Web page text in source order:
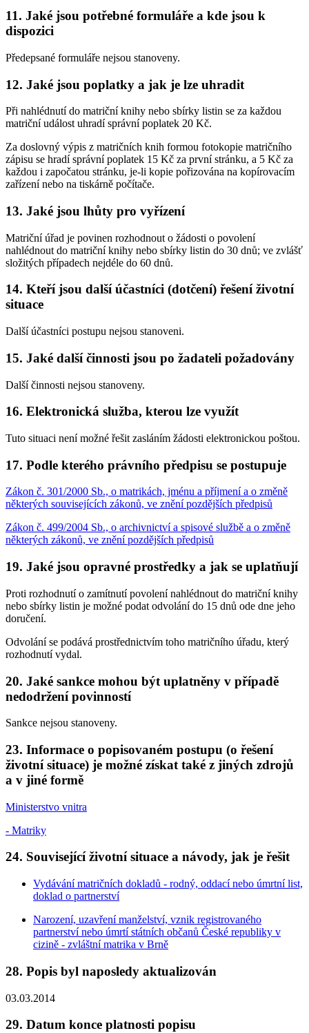
11. Jaké jsou potřebné formuláře a kde jsou k
dispozici
Předepsané formuláře nejsou stanoveny.
12. Jaké jsou poplatky a jak je lze uhradit
Při nahlédnutí do matriční knihy nebo sbírky listin se za každou
matriční událost uhradí správní poplatek 20 Kč.
Za doslovný výpis z matričních knih formou fotokopie matričního
zápisu se hradí správní poplatek 15 Kč za první stránku, a 5 Kč za
každou i započatou stránku, je-li kopie pořizována na kopírovacím
zařízení nebo na tiskárně počítače.
13. Jaké jsou lhůty pro vyřízení
Matriční úřad je povinen rozhodnout o žádosti o povolení
nahlédnout do matriční knihy nebo sbírky listin do 30 dnů; ve zvlášť
složitých případech nejdéle do 60 dnů.
14. Kteří jsou další účastníci (dotčení) řešení životní
situace
Další účastníci postupu nejsou stanoveni.
15. Jaké další činnosti jsou po žadateli požadovány
Další činnosti nejsou stanoveny.
16. Elektronická služba, kterou lze využít
Tuto situaci není možné řešit zasláním žádosti elektronickou poštou.
17. Podle kterého právního předpisu se postupuje
Zákon č. 301/2000 Sb., o matrikách, jménu a příjmení a o změně
některých souvisejících zákonů, ve znění pozdějších předpisů
Zákon č. 499/2004 Sb., o archivnictví a spisové službě a o změně
některých zákonů, ve znění pozdějších předpisů
19. Jaké jsou opravné prostředky a jak se uplatňují
Proti rozhodnutí o zamítnutí povolení nahlédnout do matriční knihy
nebo sbírky listin je možné podat odvolání do 15 dnů ode dne jeho
doručení.
Odvolání se podává prostřednictvím toho matričního úřadu, který
rozhodnutí vydal.
20. Jaké sankce mohou být uplatněny v případě
nedodržení povinností
Sankce nejsou stanoveny.
23. Informace o popisovaném postupu (o řešení
životní situace) je možné získat také z jiných zdrojů
a v jiné formě
Ministerstvo vnitra
- Matriky
24. Související životní situace a návody, jak je řešit
Vydávání matričních dokladů - rodný, oddací nebo úmrtní list,
doklad o partnerství
Narození, uzavření manželství, vznik registrovaného
partnerství nebo úmrtí státních občanů České republiky v
cizině - zvláštní matrika v Brně
28. Popis byl naposledy aktualizován
03.03.2014
29. Datum konce platnosti popisu